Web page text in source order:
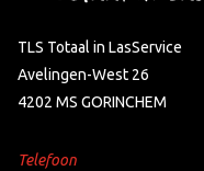
TLS Totaal in LasService
Avelingen-West 26
4202 MS GORINCHEM
Telefoon